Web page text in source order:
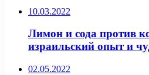
10.03.2022
Лимон и сода против
израильский опыт и
02.05.2022